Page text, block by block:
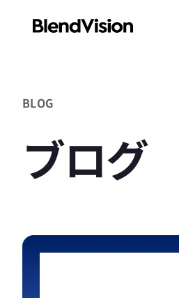
BLOG
ブログ